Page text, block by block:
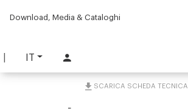
IT
Download, Media & Cataloghisnodato
SCARICA SCHEDA TECNICA